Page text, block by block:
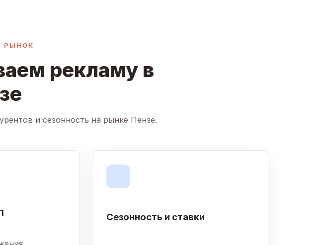
РЫНОК
рекламу в
и сезонность на рынке Пензе.
Сезонность и ставки